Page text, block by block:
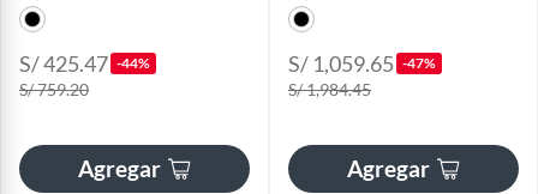
S/ 425.47 -44%
S/ 759.20
Agregar
S/ 1,059.65 -47%
S/ 1,984.45
Agregar